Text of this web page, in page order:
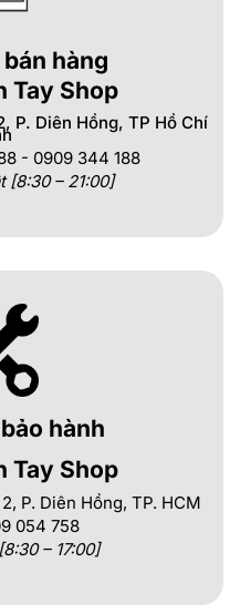
hàng
Tay Shop
P. Diên Hồng, TP Hồ Chí
- 0909 344 188
[8:30 – 21:00]
hành
Tay Shop
P. Diên Hồng, TP. HCM
054 758
– 17:00]